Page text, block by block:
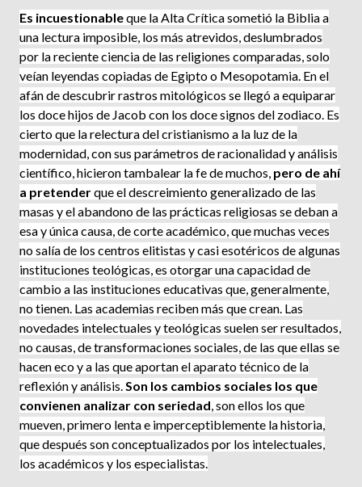
Es incuestionableque la Alta Crítica sometió la Biblia a
una lectura imposible, los más atrevidos, deslumbrados
por la reciente ciencia de las religiones comparadas, solo
veían leyendas copiadas de Egipto o Mesopotamia. En el
afán de descubrir rastros mitológicos se llegó a equiparar
los doce hijos de Jacob con los doce signos del zodiaco. Es
cierto que la relectura del cristianismo a la luz de la
modernidad, con sus parámetros de racionalidad y análisis
científico, hicieron tambalear la fe de muchos, pero de ahí
a pretenderque el descreimiento gene­ralizado de las
masas y el abandono de las prácticas religiosas se deban a
esa y única causa, de corte académico, que muchas veces
no salía de los centros elitistas y casi esotéricos de algunas
instituciones teológicas, es otorgar una capacidad de
cambio a las instituciones educativas que, generalmente,
no tienen. Las academias reciben más que crean. Las
novedades intelectuales y teológicas suelen ser resultados,
no causas, de transformaciones sociales, de las que ellas se
hacen eco y a las que aportan el aparato técnico de la
reflexión y análisis. Son los cambios sociales los que
convienen analizar con seriedad , son ellos los que
mueven, primero lenta e imperceptiblemente la historia,
que después son conceptualizados por los intelectuales,
los académicos y los especialistas.